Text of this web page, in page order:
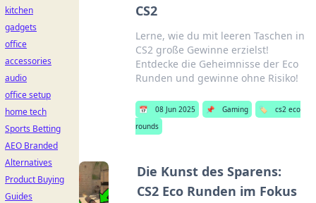
CS2
Lerne, wie du mit leeren Taschen in
CS2 große Gewinne erzielst!
Entdecke die Geheimnisse der Eco
Runden und gewinne ohne Risiko!
📅 08 Jun 2025 📌 Gaming 🏷️
cs2 eco
rounds
Die Kunst des Sparens:
CS2 Eco Runden im Fokus
kitchen
gadgets
office
accessories
audio
office setup
home tech
Sports Betting
AEO Branded
Alternatives
Product Buying
Guides